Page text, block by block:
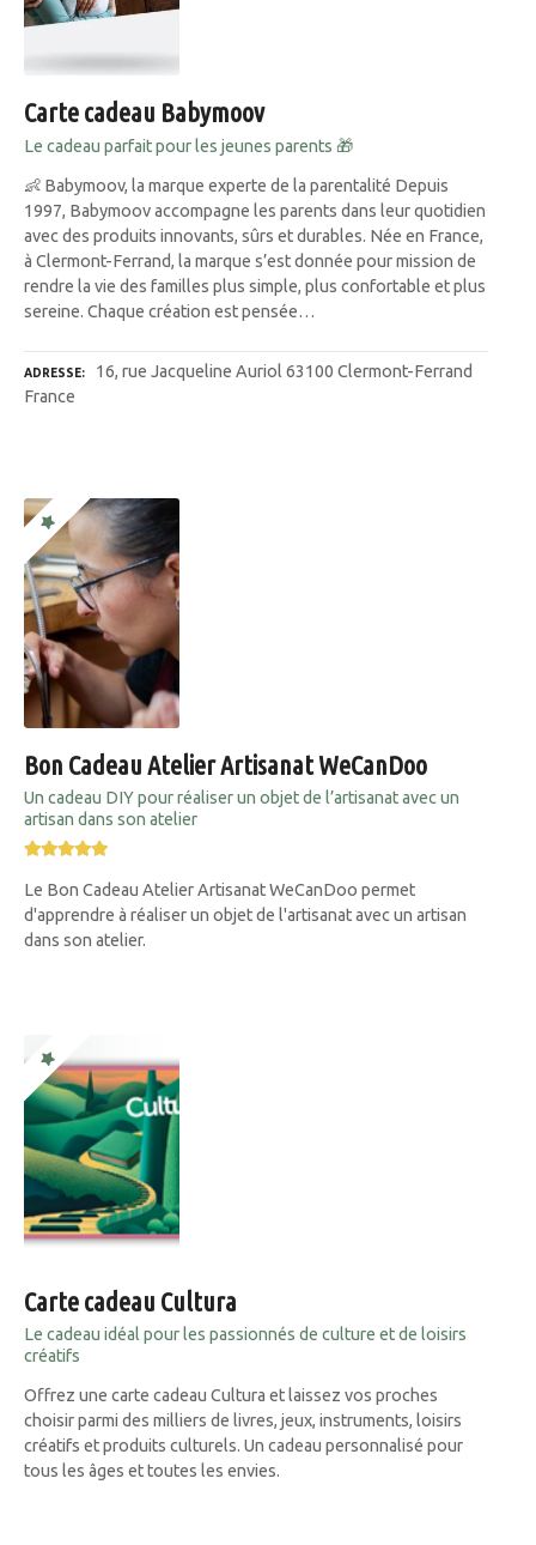
Carte cadeau Babymoov
Le cadeau parfait pour les jeunes parents 🎁
👶 Babymoov, la marque experte de la parentalité Depuis
1997, Babymoov accompagne les parents dans leur quotidien
avec des produits innovants, sûrs et durables. Née en France,
à Clermont-Ferrand, la marque s’est donnée pour mission de
rendre la vie des familles plus simple, plus confortable et plus
sereine. Chaque création est pensée…
ADRESSE
16, rue Jacqueline Auriol 63100 Clermont-Ferrand
France
Bon Cadeau Atelier Artisanat WeCanDoo
Un cadeau DIY pour réaliser un objet de l’artisanat avec un
artisan dans son atelier
Le Bon Cadeau Atelier Artisanat WeCanDoo permet
d'apprendre à réaliser un objet de l'artisanat avec un artisan
dans son atelier.
Carte cadeau Cultura
Le cadeau idéal pour les passionnés de culture et de loisirs
créatifs
Offrez une carte cadeau Cultura et laissez vos proches
choisir parmi des milliers de livres, jeux, instruments, loisirs
créatifs et produits culturels. Un cadeau personnalisé pour
tous les âges et toutes les envies.